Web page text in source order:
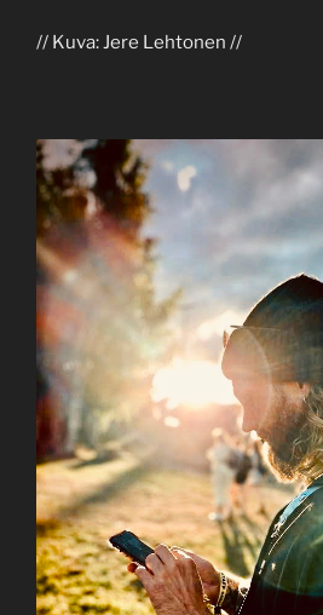
// Kuva: Jere Lehtonen //